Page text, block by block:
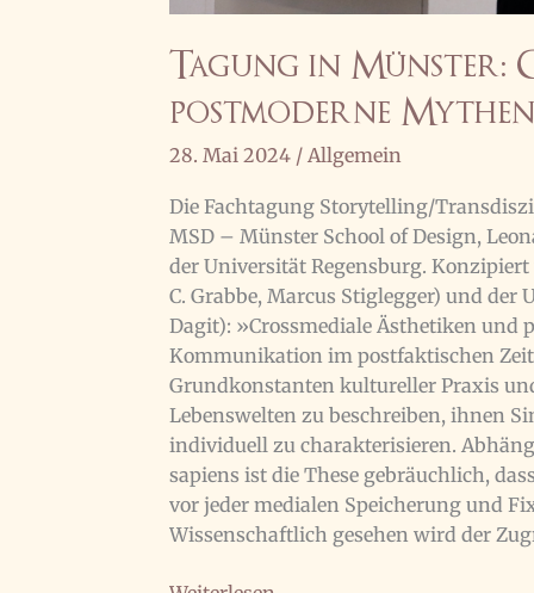
Tagung in Münster:
postmoderne
28. Mai 2024 / Allgemein
Die Fachtagung Storytelling/
MSD – Münster School of Design,
der Universität Regensburg.
C. Grabbe, Marcus Stiglegger) und der
Dagit): »Crossmediale Ästhetiken
Kommunikation im postfaktischen
Grundkonstanten kultureller Praxis
Lebenswelten zu beschreiben, ihnen
individuell zu charakterisieren.
sapiens ist die These gebräuchlich,
vor jeder medialen Speicherung und
Wissenschaftlich gesehen wird der